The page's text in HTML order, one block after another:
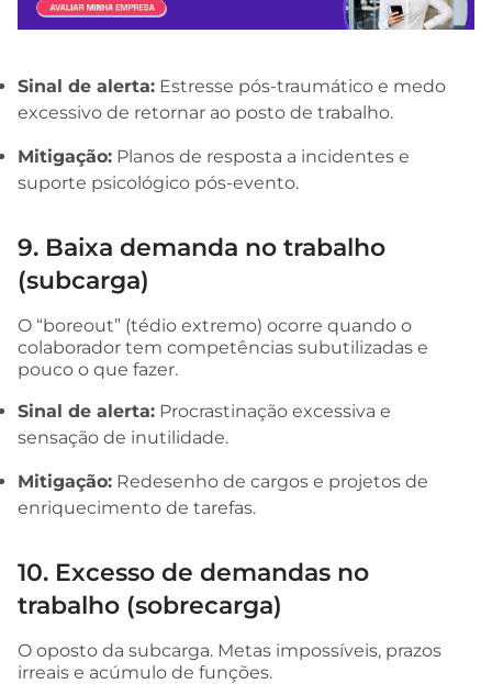
Sinal de alerta: Estresse pós-traumático e medo
excessivo de retornar ao posto de trabalho.
Mitigação: Planos de resposta a incidentes e
suporte psicológico pós-evento.
9. Baixa demanda no trabalho
(subcarga)
O “boreout” (tédio extremo) ocorre quando o
colaborador tem competências subutilizadas e
pouco o que fazer.
Sinal de alerta: Procrastinação excessiva e
sensação de inutilidade.
Mitigação: Redesenho de cargos e projetos de
enriquecimento de tarefas.
10. Excesso de demandas no
trabalho (sobrecarga)
O oposto da subcarga. Metas impossíveis, prazos
irreais e acúmulo de funções.